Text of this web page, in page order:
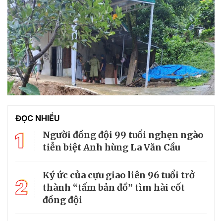
ĐỌC NHIỀU
1
Người đồng đội 99 tuổi nghẹn ngào
tiễn biệt Anh hùng La Văn Cầu
2
Ký ức của cựu giao liên 96 tuổi trở
thành “tấm bản đồ” tìm hài cốt
đồng đội